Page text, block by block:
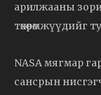
арилжааны
NASA мягмар
сансрын